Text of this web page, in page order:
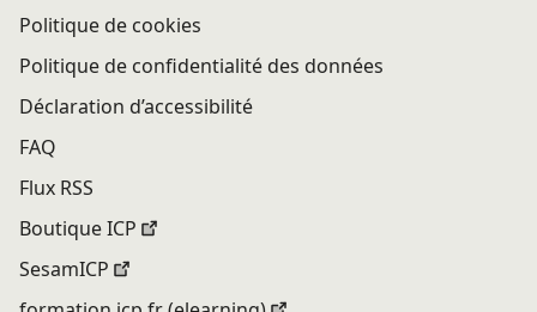
Politique de cookies
Politique de confidentialité des données
Déclaration d’accessibilité
FAQ
Flux RSS
Boutique ICP
SesamICP